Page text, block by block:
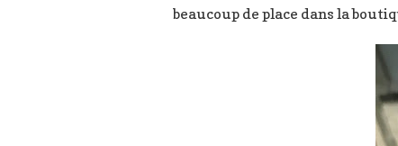
beaucoup de place dans la